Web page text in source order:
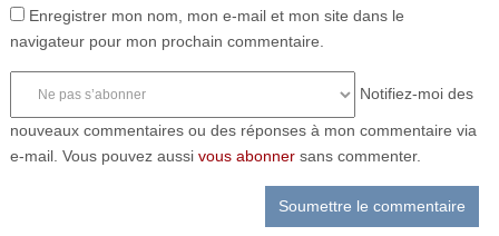
Enregistrer mon nom, mon e-mail et mon site dans le
navigateur pour mon prochain commentaire.
Notifiez-moi des
nouveaux commentaires ou des réponses à mon commentaire via
e-mail. Vous pouvez aussi vous abonnersans commenter.